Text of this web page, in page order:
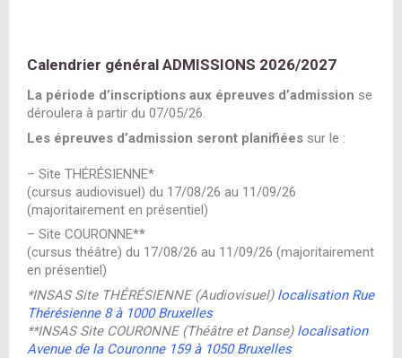
Calendrier général ADMISSIONS 2026/2027
La période d’inscriptions aux épreuves d’admission se
déroulera à partir du 07/05/26.
Les épreuves d’admission seront planifiées sur le :
– Site THÉRÉSIENNE*
(cursus audiovisuel) du 17/08/26 au 11/09/26
(majoritairement en présentiel)
– Site COURONNE**
(cursus théâtre) du 17/08/26 au 11/09/26 (majoritairement
en présentiel)
*INSAS Site THÉRÉSIENNE (Audiovisuel) localisation Rue
Thérésienne 8 à 1000 Bruxelles
**INSAS Site COURONNE (Théâtre et Danse) localisation
Avenue de la Couronne 159 à 1050 Bruxelles